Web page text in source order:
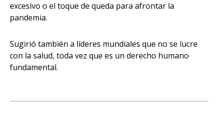
excesivo o el toque de queda para afrontar la
pandemia.
Sugirió también a líderes mundiales que no se lucre
con la salud, toda vez que es un derecho humano
fundamental.